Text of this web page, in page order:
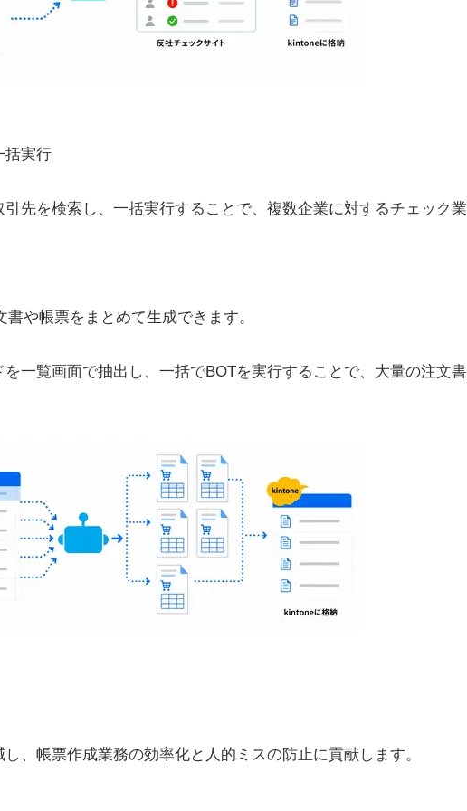
括実行
引先を検索し、一括実行することで、複数企業に対するチェック
や帳票をまとめて生成できます。
一覧画面で抽出し、一括でBOTを実行することで、大量の注文
、帳票作成業務の効率化と人的ミスの防止に貢献します。